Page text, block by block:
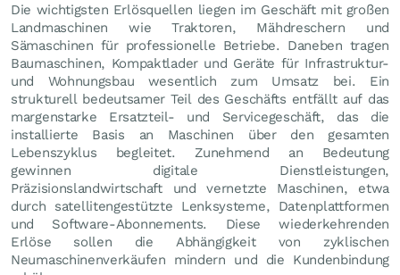
Die wichtigsten Erlösquellen liegen im Geschäft mit großen
Landmaschinen wie Traktoren, Mähdreschern und
Sämaschinen für professionelle Betriebe. Daneben tragen
Baumaschinen, Kompaktlader und Geräte für Infrastruktur-
und Wohnungsbau wesentlich zum Umsatz bei. Ein
strukturell bedeutsamer Teil des Geschäfts entfällt auf das
margenstarke Ersatzteil- und Servicegeschäft, das die
installierte Basis an Maschinen über den gesamten
Lebenszyklus begleitet. Zunehmend an Bedeutung
gewinnen digitale Dienstleistungen,
Präzisionslandwirtschaft und vernetzte Maschinen, etwa
durch satellitengestützte Lenksysteme, Datenplattformen
und Software-Abonnements. Diese wiederkehrenden
Erlöse sollen die Abhängigkeit von zyklischen
Neumaschinenverkäufen mindern und die Kundenbindung